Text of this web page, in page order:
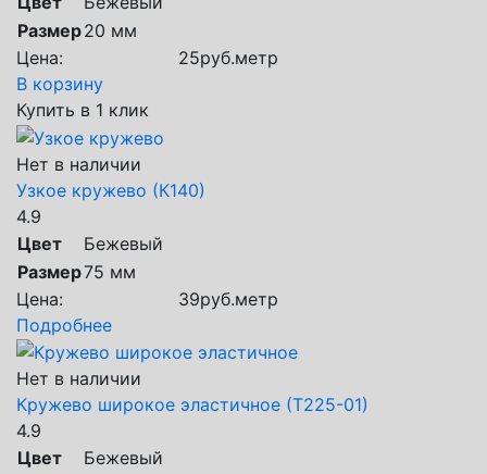
Размер20 мм
Цена:
25руб.метр
В корзину
Купить в 1 клик
Нет в наличии
Узкое кружево (К140)
4.9
Цвет
Бежевый
Размер75 мм
Цена:
39руб.метр
Подробнее
Нет в наличии
Кружево широкое эластичное (Т225-01)
4.9
Цвет
Бежевый